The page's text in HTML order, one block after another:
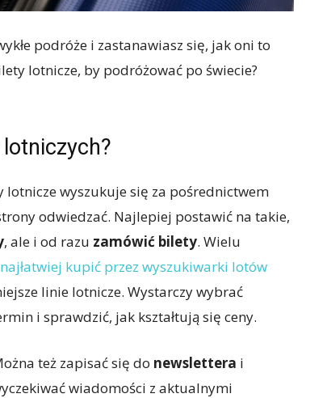
podróże i zastanawiasz się, jak oni to
lotnicze, by podróżować po świecie?
wyszukuje się za pośrednictwem
odwiedzać. Najlepiej postawić na takie,
, ale i od razu zamówić bilety. Wielu
kupić przez wyszukiwarki lotów
linie lotnicze. Wystarczy wybrać
i sprawdzić, jak kształtują się ceny.
też zapisać się do newslettera i
wiadomości z aktualnymi